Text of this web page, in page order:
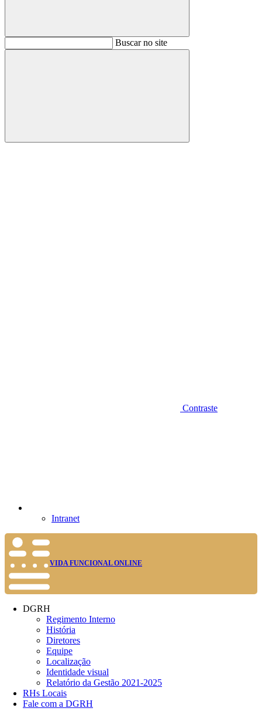
BuscarBuscar no site
Buscar
Contraste
Intranet
VIDA FUNCIONAL ONLINE
DGRH
Regimento Interno
História
Diretores
Equipe
Localização
Identidade visual
Relatório da Gestão 2021-2025
RHs Locais
Fale com a DGRH